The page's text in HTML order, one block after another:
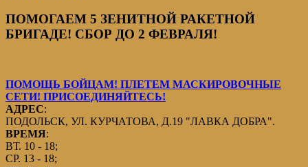
ПОМОГАЕМ 5 ЗЕНИТНОЙ РАКЕТНОЙ
БРИГАДЕ! СБОР ДО 2 ФЕВРАЛЯ!
ПОМОЩЬ БОЙЦАМ! ПЛЕТЕМ МАСКИРОВОЧНЫЕ
СЕТИ! ПРИСОЕДИНЯЙТЕСЬ!
АДРЕС:
ПОДОЛЬСК, УЛ. КУРЧАТОВА, Д.19 "ЛАВКА ДОБРА".
ВРЕМЯ:
ВТ. 10 - 18;
СР. 13 - 18;